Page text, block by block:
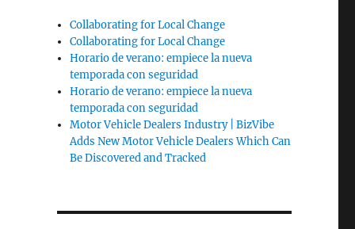
Collaborating for Local Change
Collaborating for Local Change
Horario de verano: empiece la nueva
temporada con seguridad
Horario de verano: empiece la nueva
temporada con seguridad
Motor Vehicle Dealers Industry | BizVibe
Adds New Motor Vehicle Dealers Which Can
Be Discovered and Tracked